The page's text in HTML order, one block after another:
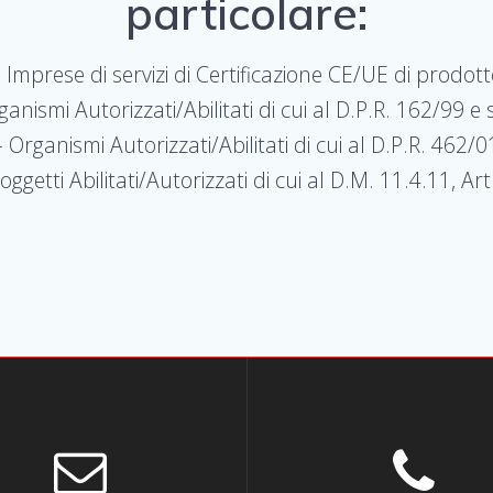
particolare:
Imprese di servizi di Certificazione CE/UE di
Autorizzati/Abilitati di cui al D.P.R. 162/99 e
Organismi Autorizzati/Abilitati di cui al D.P.R. 462/01
Abilitati/Autorizzati di cui al D.M. 11.4.11,